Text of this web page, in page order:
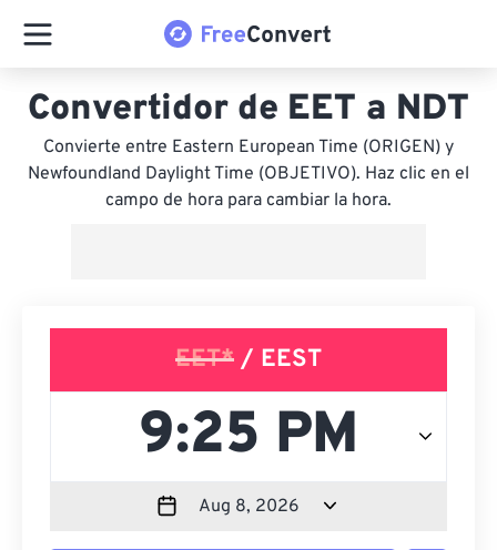
Convertidor de EET a NDT
Convierte entre Eastern European Time (ORIGEN) y
Newfoundland Daylight Time (OBJETIVO). Haz clic en el
campo de hora para cambiar la hora.
EET* / EEST